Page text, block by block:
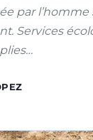
par l’homme
Services